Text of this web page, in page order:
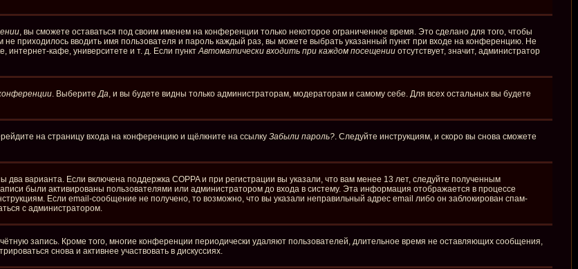
, вы сможете оставаться под своим именем на конференции только некоторое ограниченное время. Это сделано для того, чтобы
не приходилось вводить имя пользователя и пароль каждый раз, вы можете выбрать указанный пункт при входе на конференцию. Не
интернет-кафе, университете и т. д. Если пунктАвтоматически входить при каждом посещении отсутствует, значит, администратор
. ВыберитеДа, и вы будете видны только администраторам, модераторам и самому себе. Для всех остальных вы будете
на страницу входа на конференцию и щёлкните на ссылку Забыли пароль?. Следуйте инструкциям, и скоро вы снова сможете
варианта. Если включена поддержка COPPA и при регистрации вы указали, что вам менее 13 лет, следуйте полученным
были активированы пользователями или администратором до входа в систему. Эта информация отображается в процессе
Если email-сообщение не получено, то возможно, что вы указали неправильный адрес email либо он заблокирован спам-
с администратором.
запись. Кроме того, многие конференции периодически удаляют пользователей, длительное время не оставляющих сообщения,
снова и активнее участвовать в дискуссиях.